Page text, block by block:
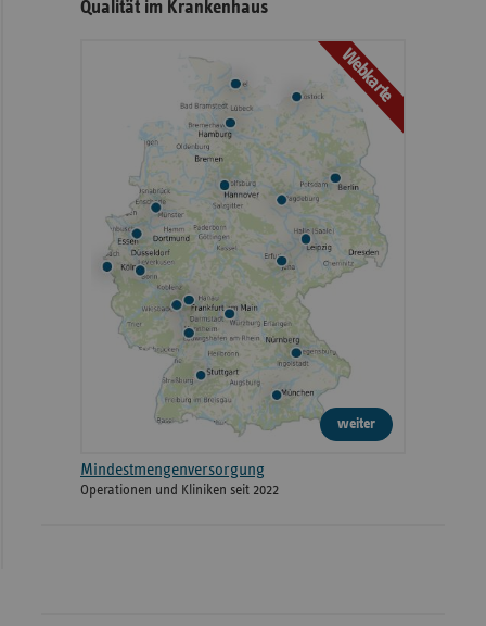
Qualität im Krankenhaus
Webkarte
weiter
Mindestmengenversorgung
Operationen und Kliniken seit 2022